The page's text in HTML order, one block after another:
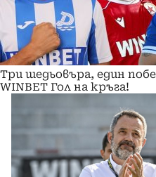
Три шедьовъра, един
WINBET Гол на кръга!